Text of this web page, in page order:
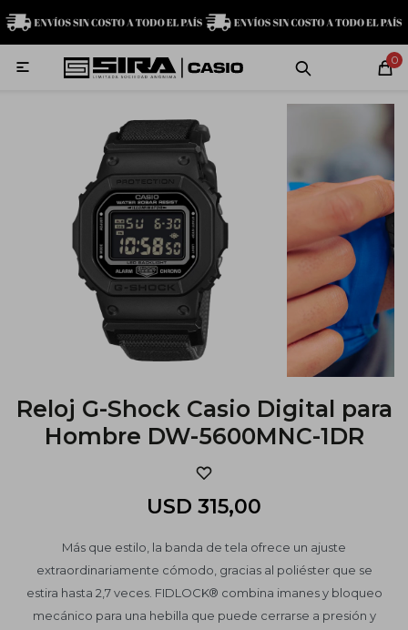
0

Reloj G-Shock Casio Digital para
Hombre DW-5600MNC-1DR
USD 315,00
Más que estilo, la banda de tela ofrece un ajuste
extraordinariamente cómodo, gracias al poliéster que se
estira hasta 2,7 veces. FIDLOCK® combina imanes y bloqueo
mecánico para una hebilla que puede cerrarse a presión y
MI CUENTA
Relojes Servicio técnico Contacto
Baby-G
Edifice